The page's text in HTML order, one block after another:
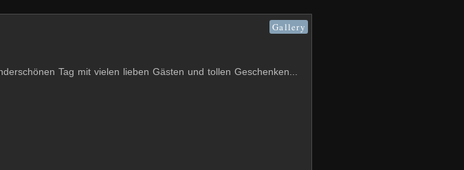
Gallery
Tag mit vielen lieben Gästen und tollen Geschenken...